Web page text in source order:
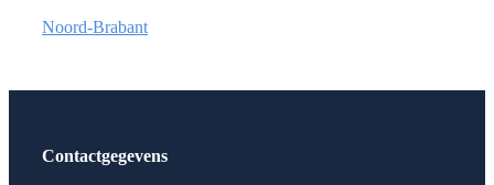
Noord-Brabant
Contactgegevens